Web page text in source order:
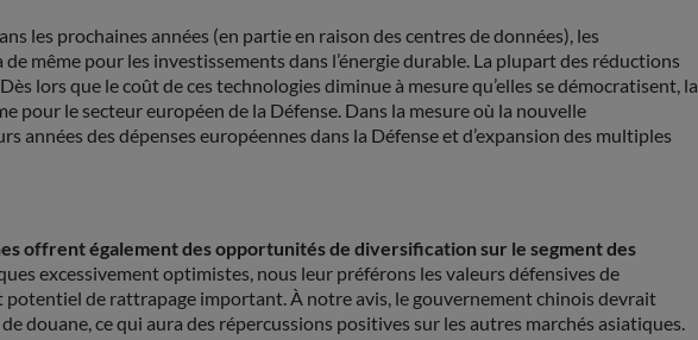
les prochaines années (en partie en raison des centres de données), les
même pour les investissements dans l’énergie durable. La plupart des réductions
lors que le coût de ces technologies diminue à mesure qu’elles se démocratisent, la
le secteur européen de la Défense. Dans la mesure où la nouvelle
années des dépenses européennes dans la Défense et d’expansion des multiples
offrent également des opportunités de diversification sur le segment des
excessivement optimistes, nous leur préférons les valeurs défensives de
de rattrapage important. À notre avis, le gouvernement chinois devrait
douane, ce qui aura des répercussions positives sur les autres marchés asiatiques.